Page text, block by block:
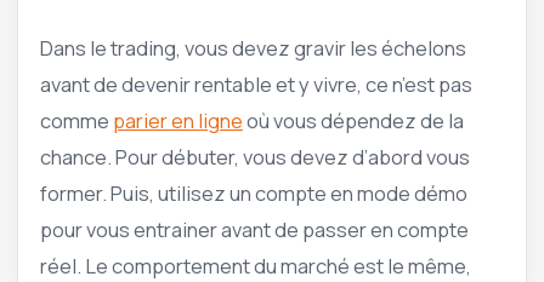
Dans le trading, vous devez gravir les échelons
avant de devenir rentable et y vivre, ce n’est pas
comme parier en ligneoù vous dépendez de la
chance. Pour débuter, vous devez d’abord vous
former. Puis, utilisez un compte en mode démo
pour vous entrainer avant de passer en compte
réel. Le comportement du marché est le même,